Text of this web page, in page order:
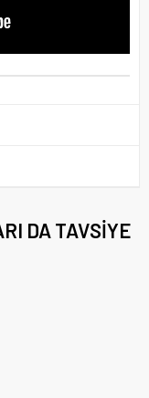
DA TAVSIYE